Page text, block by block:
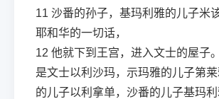
11 沙番的孙子，基玛利雅的儿子米
耶和华的一切话，
12 他就下到王宫，进入文士的屋子
是文士以利沙玛，示玛雅的儿子第
的儿子以利拿单，沙番的儿子基玛